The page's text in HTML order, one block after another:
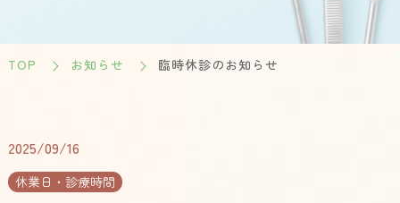
TOP お知らせ 臨時休診のお知らせ
2025/09/16
休業日・診療時間